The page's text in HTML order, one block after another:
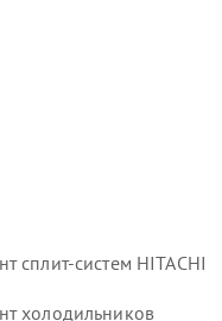
сплит-систем HITACHI
холодильников